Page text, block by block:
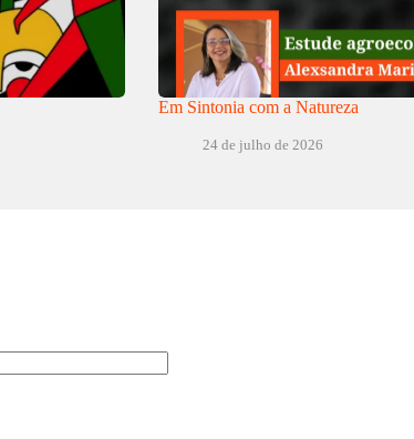
Em Sintonia com a Natureza
24 de julho de 2026